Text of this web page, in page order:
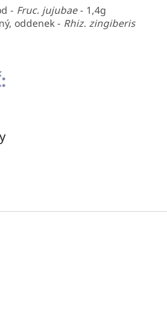
- Fruc. jujubae- 1,4g
oddenek - Rhiz. zingiberis